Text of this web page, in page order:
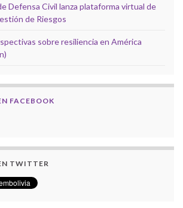
Defensa Civil lanza plataforma virtual de
de Riesgos
sobre resiliencia en América
FACEBOOK
TWITTER